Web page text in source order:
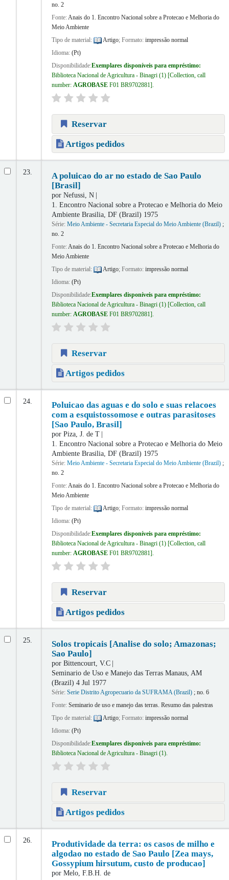
no. 2
Fonte:Anais do 1. Encontro Nacional sobre a Protecao e Melhoria do
Meio Ambiente
Tipo de material:
Artigo; Formato: impressão normal
Idioma: (Pt)
Disponibilidade:Exemplares disponíveis para empréstimo:
Biblioteca Nacional de Agricultura - Binagri(1) Collection, call
number: AGROBASE F01 BR9702881 .
Reservar
Artigos pedidos
23.
A poluicao do ar no estado de Sao Paulo
[Brasil]
por Nefussi, N
1. Encontro Nacional sobre a Protecao e Melhoria do Meio
AmbienteBrasilia, DF (Brazil) 1975
Série: Meio Ambiente - Secretaria Especial do Meio Ambiente (Brazil);
no. 2
Fonte:Anais do 1. Encontro Nacional sobre a Protecao e Melhoria do
Meio Ambiente
Tipo de material:
Artigo; Formato: impressão normal
Idioma: (Pt)
Disponibilidade:Exemplares disponíveis para empréstimo:
Biblioteca Nacional de Agricultura - Binagri(1) Collection, call
number: AGROBASE F01 BR9702881 .
Reservar
Artigos pedidos
24.
Poluicao das aguas e do solo e suas relacoes
com a esquistossomose e outras parasitoses
[Sao Paulo, Brasil]
por Piza, J. de T
1. Encontro Nacional sobre a Protecao e Melhoria do Meio
AmbienteBrasilia, DF (Brazil) 1975
Série: Meio Ambiente - Secretaria Especial do Meio Ambiente (Brazil);
no. 2
Fonte:Anais do 1. Encontro Nacional sobre a Protecao e Melhoria do
Meio Ambiente
Tipo de material:
Artigo; Formato: impressão normal
Idioma: (Pt)
Disponibilidade:Exemplares disponíveis para empréstimo:
Biblioteca Nacional de Agricultura - Binagri(1) Collection, call
number: AGROBASE F01 BR9702881 .
Reservar
Artigos pedidos
25.
Solos tropicais [Analise do solo; Amazonas;
Sao Paulo]
por Bittencourt, V.C
Seminario de Uso e Manejo das TerrasManaus, AM
(Brazil) 4 Jul 1977
Série: Serie Distrito Agropecuario da SUFRAMA (Brazil); no. 6
Fonte: Seminario de uso e manejo das terras. Resumo das palestras
Tipo de material:
Artigo; Formato: impressão normal
Idioma: (Pt)
Disponibilidade:Exemplares disponíveis para empréstimo:
Biblioteca Nacional de Agricultura - Binagri(1).
Reservar
Artigos pedidos
26.
Produtividade da terra: os casos de milho e
algodao no estado de Sao Paulo [Zea mays,
Gossypium hirsutum, custo de producao]
por Melo, F.B.H. de